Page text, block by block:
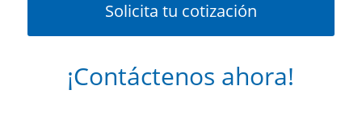
Solicita tu cotización
¡Contáctenos ahora!